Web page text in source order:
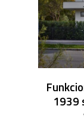
1939